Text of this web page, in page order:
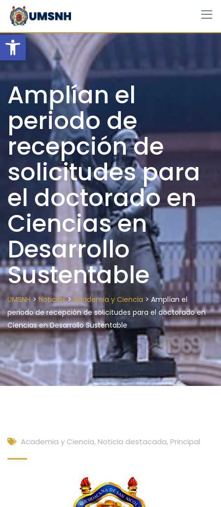
Open toolbar
Skip
content
Amplían el
periodo de
recepción de
solicitudes para
el doctorado en
Ciencias en
Desarrollo
Sustentable
UMSNH> Noticias>Academia y Ciencia > Amplían el
periodo de recepción de solicitudes para el doctorado en
Ciencias en Desarrollo Sustentable
Academia y Ciencia, Noticia destacada, Principal